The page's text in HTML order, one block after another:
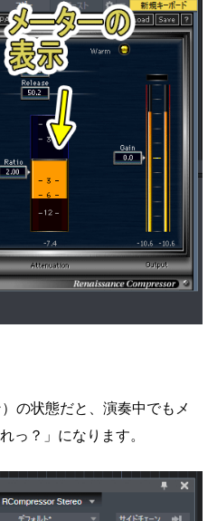
の状態だと、演奏中でもメ
っ？」になります。